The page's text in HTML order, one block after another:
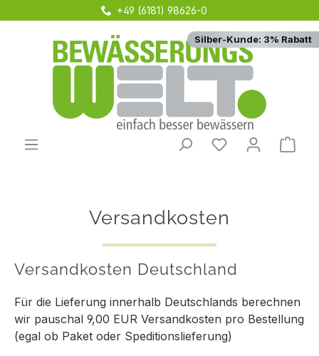
Zum Hauptinhalt springen
Du hast 0
+49 (6181) 98626-0
Silber-Kunde: 3% Rabatt
Versandkosten
Versandkosten Deutschland
Für die Lieferung innerhalb Deutschlands berechnen
wir pauschal 9,00 EUR Versandkosten pro Bestellung
(egal ob Paket oder Speditionslieferung)